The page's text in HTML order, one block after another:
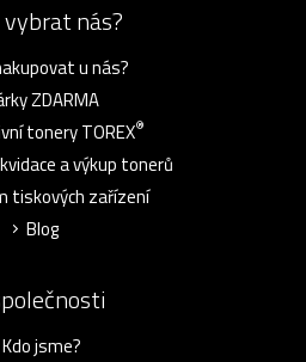
nás?
u nás?
ZDARMA
tonery TOREX®
a výkup tonerů
tiskových zařízení
Blog
Kdo jsme?